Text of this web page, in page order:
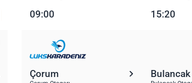
09:00 15:20
Çorum Bulancak